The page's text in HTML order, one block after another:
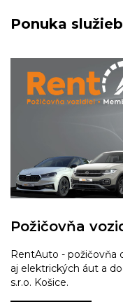
Ponuka služieb
Požičovňa
RentAuto - požičovňa
aj elektrických áut a
s.r.o. Košice.